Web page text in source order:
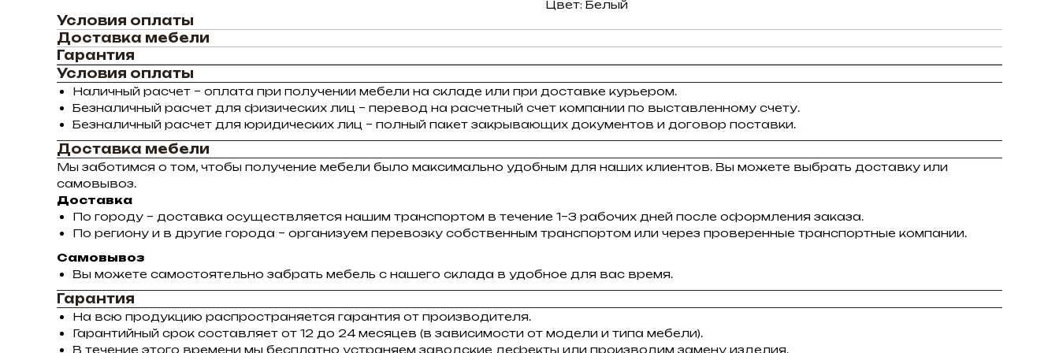
Цвет: Белый
Условия оплаты
Доставка мебели
Гарантия
Условия оплаты
Наличный расчет – оплата при получении мебели на складе или при доставке курьером.
Безналичный расчет для физических лиц – перевод на расчетный счет компании по выставленному счету.
Безналичный расчет для юридических лиц – полный пакет закрывающих документов и договор поставки.
Доставка мебели
Мы заботимся о том, чтобы получение мебели было максимально удобным для наших клиентов. Вы можете выбрать доставку или
самовывоз.
Доставка
По городу – доставка осуществляется нашим транспортом в течение 1–3 рабочих дней после оформления заказа.
По региону и в другие города – организуем перевозку собственным транспортом или через проверенные транспортные компании.
Самовывоз
Вы можете самостоятельно забрать мебель с нашего склада в удобное для вас время.
Гарантия
На всю продукцию распространяется гарантия от производителя.
Гарантийный срок составляет от 12 до 24 месяцев (в зависимости от модели и типа мебели).
В течение этого времени мы бесплатно устраняем заводские дефекты или производим замену изделия.